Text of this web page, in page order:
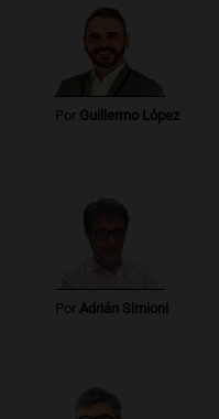
Episodios
Audio.
José
compras de
Rosario.
compras de
Rosario.
Viva la Radio
Episodios
Audio.Luciano
Amamos Argentina
Por Guillermo López
Por Adrián Simioni